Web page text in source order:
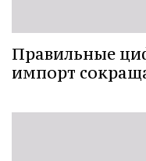
Правильные
импорт